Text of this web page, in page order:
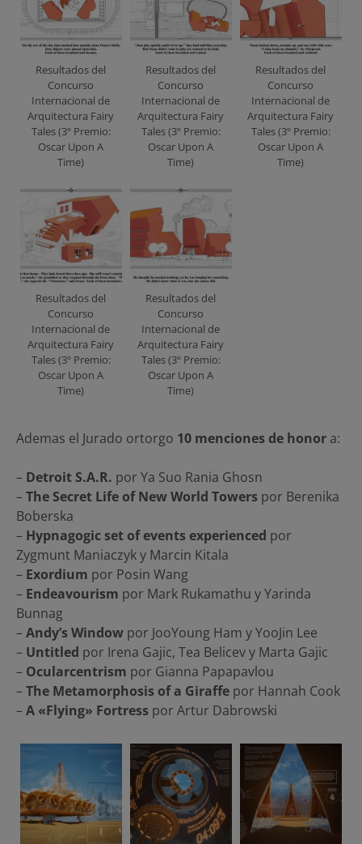
Resultados del
Concurso
Internacional de
Arquitectura Fairy
Tales (3º Premio:
Oscar Upon A
Time)
Resultados del
Concurso
Internacional de
Arquitectura Fairy
Tales (3º Premio:
Oscar Upon A
Time)
Resultados del
Concurso
Internacional de
Arquitectura Fairy
Tales (3º Premio:
Oscar Upon A
Time)
Resultados del
Concurso
Internacional de
Arquitectura Fairy
Tales (3º Premio:
Oscar Upon A
Time)
Resultados del
Concurso
Internacional de
Arquitectura Fairy
Tales (3º Premio:
Oscar Upon A
Time)
Ademas el Jurado ortorgo 10 menciones de honor a:
– Detroit S.A.R. por Ya Suo Rania Ghosn
–The Secret Life of New World Towers por Berenika
Boberska
– Hypnagogic set of events experienced por
Zygmunt Maniaczyk y Marcin Kitala
– Exordium por Posin Wang
– Endeavourism por Mark Rukamathu y Yarinda
Bunnag
–Andy’s Window por JooYoung Ham y YooJin Lee
– Untitled por Irena Gajic, Tea Belicev y Marta Gajic
– Ocularcentrism por Gianna Papapavlou
–The Metamorphosis of a Giraffe por Hannah Cook
–A «Flying» Fortress por Artur Dabrowski